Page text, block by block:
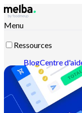
Menu
Ressources
BlogCentre
intelligent
Contactez-nous